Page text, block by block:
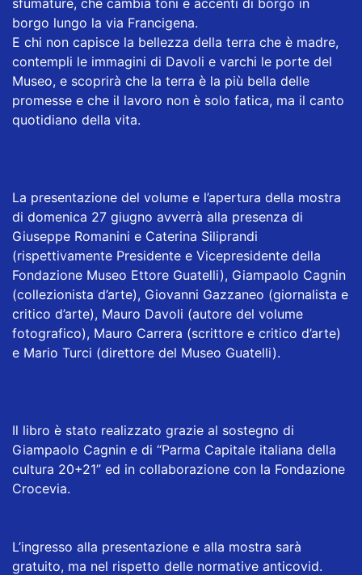
borgo lungo la via Francigena.
E chi non capisce la bellezza della terra che è madre,
contempli le immagini di Davoli e varchi le porte del
Museo, e scoprirà che la terra è la più bella delle
promesse e che il lavoro non è solo fatica, ma il canto
quotidiano della vita.
La presentazione del volume e l’apertura della mostra
di domenica 27 giugno avverrà alla presenza di
Giuseppe Romanini e Caterina Siliprandi
(rispettivamente Presidente e Vicepresidente della
Fondazione Museo Ettore Guatelli), Giampaolo Cagnin
(collezionista d’arte), Giovanni Gazzaneo (giornalista e
critico d’arte), Mauro Davoli (autore del volume
fotografico), Mauro Carrera (scrittore e critico d’arte)
e Mario Turci (direttore del Museo Guatelli).
Il libro è stato realizzato grazie al sostegno di
Giampaolo Cagnin e di “Parma Capitale italiana della
cultura 20+21” ed in collaborazione con la Fondazione
Crocevia.
L’ingresso alla presentazione e alla mostra sarà
gratuito, ma nel rispetto delle normative anticovid.